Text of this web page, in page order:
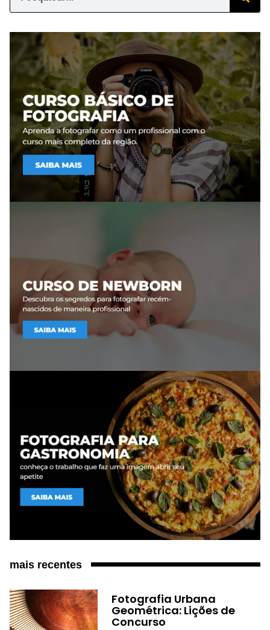
mais recentes
Fotografia Urbana
Geométrica: Lições de
Concurso